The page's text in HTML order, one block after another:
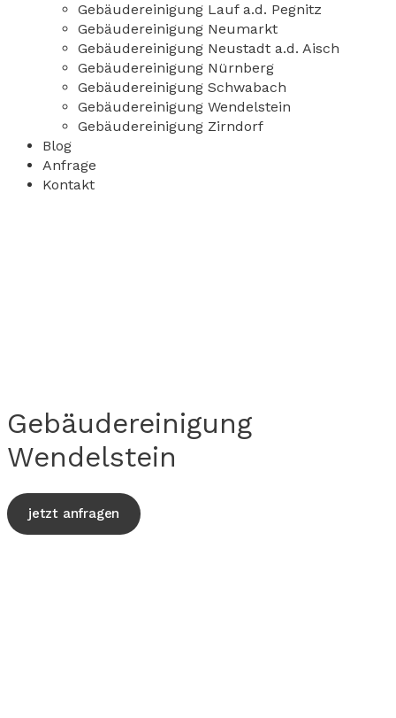
Gebäudereinigung Lauf a.d. Pegnitz
Gebäudereinigung Neumarkt
Gebäudereinigung Neustadt a.d. Aisch
Gebäudereinigung Nürnberg
Gebäudereinigung Schwabach
Gebäudereinigung Wendelstein
Gebäudereinigung Zirndorf
Blog
Anfrage
Kontakt
Gebäudereinigung
Wendelstein
jetzt anfragen